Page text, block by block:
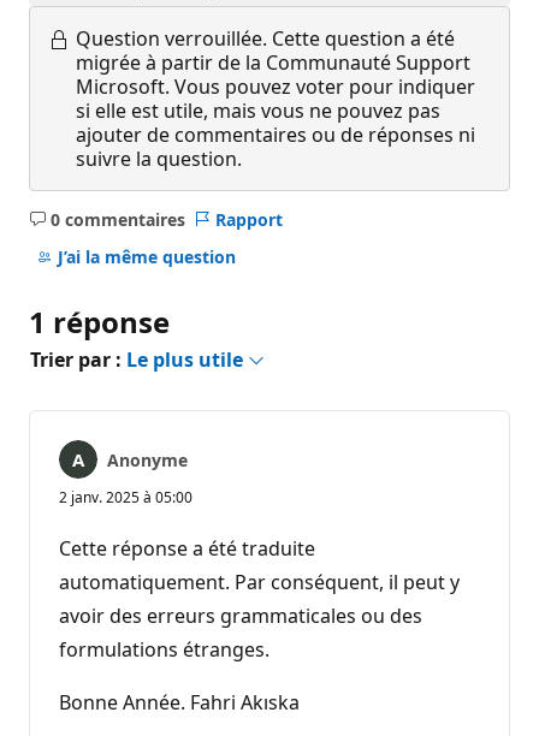
Question verrouillée. Cette question a été
migrée à partir de la Communauté Support
Microsoft. Vous pouvez voter pour indiquer
si elle est utile, mais vous ne pouvez pas
ajouter de commentaires ou de réponses ni
suivre la question.
0 commentaires
Aucun
commentaire
Rapport
J’ai la même question
1 réponse
Trier par : Le plus utile
Anonyme
2 janv. 2025 à 05:00
Cette réponse a été traduite
automatiquement. Par conséquent, il peut y
avoir des erreurs grammaticales ou des
formulations étranges.
Bonne Année. Fahri Akıska